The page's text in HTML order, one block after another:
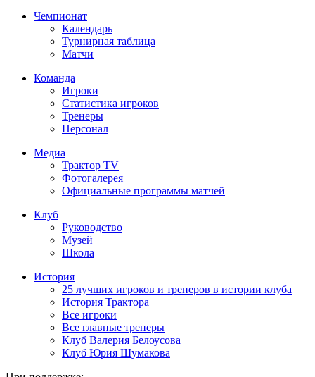
Чемпионат
Календарь
Турнирная таблица
Матчи
Команда
Игроки
Статистика игроков
Тренеры
Персонал
Медиа
Трактор TV
Фотогалерея
Официальные программы матчей
Клуб
Руководство
Музей
Школа
История
25 лучших игроков и тренеров в истории клуба
История Трактора
Все игроки
Все главные тренеры
Клуб Валерия Белоусова
Клуб Юрия Шумакова